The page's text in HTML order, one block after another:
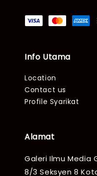
Info Utama
Location
Contact us
Profile Syarikat
Alamat
Galeri Ilmu Media
8/3 Seksyen 8